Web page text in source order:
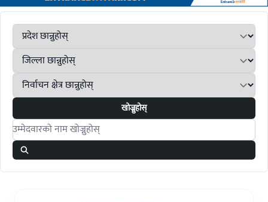
खोज्नुहोस्
Search candidates